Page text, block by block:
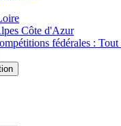
Côte d'Azur
fédérales : Tout